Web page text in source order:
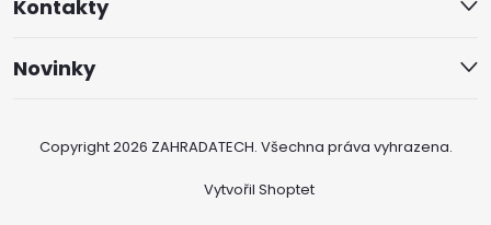
Kontakty
Novinky
Vytvořil Shoptet
Copyright 2026 ZAHRADATECH. Všechna práva vyhrazena.